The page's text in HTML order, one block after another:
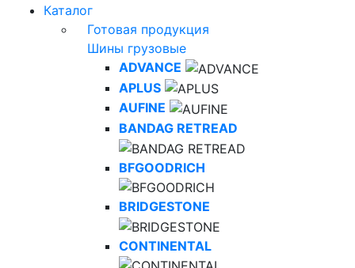
Каталог
Готовая продукция
Шины грузовые
ADVANCE
APLUS
AUFINE
BANDAG RETREAD
BFGOODRICH
BRIDGESTONE
CONTINENTAL